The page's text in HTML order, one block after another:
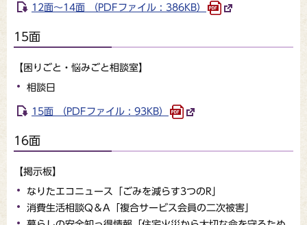
12面～14面 （PDFファイル : 386KB）
15面
【困りごと・悩みごと相談室】
相談日
15面 （PDFファイル : 93KB）
16面
【掲示板】
なりたエコニュース「ごみを減らす3つのR」
消費生活相談Q＆A「複合サービス会員の二次被害」